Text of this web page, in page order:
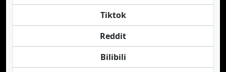
Tiktok
Reddit
Bilibili